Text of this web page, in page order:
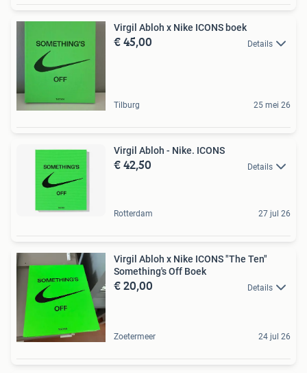
Virgil Abloh x Nike ICONS boek
€ 45,00 Details
Tilburg 25 mei 26
Virgil Abloh - Nike. ICONS
€ 42,50 Details
Rotterdam 27 jul 26
Virgil Abloh x Nike ICONS "The Ten"
Something's Off Boek
€ 20,00 Details
Zoetermeer 24 jul 26